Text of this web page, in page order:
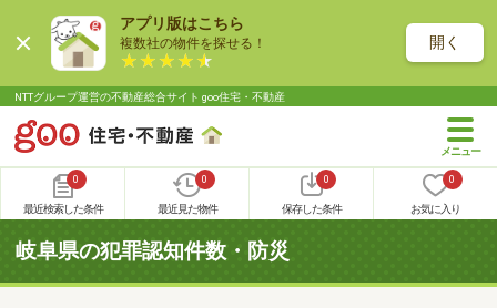
アプリ版はこちら
複数社の物件を探せる！ 開く
NTTグループ運営の不動産総合サイト goo住宅・不動産
0
最近検索した条件
0
最近見た物件
0
保存した条件
0
お気に入り
岐阜県の犯罪認知件数・防災